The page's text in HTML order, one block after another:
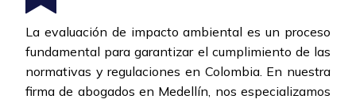
La evaluación de impacto ambiental es un proceso
fundamental para garantizar el cumplimiento de las
normativas y regulaciones en Colombia. En nuestra
firma de abogados en Medellín, nos especializamos